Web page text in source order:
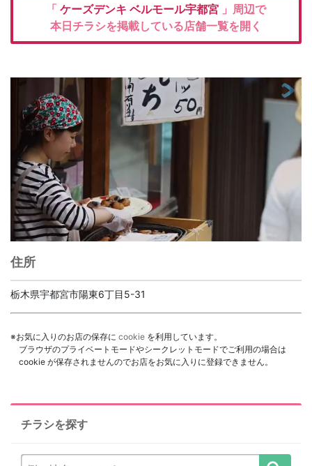
「 ケーズデンキ ベルモール宇都宮 」周辺で
本日チラシを掲載している店舗一覧を開く
住所
栃木県宇都宮市陽東6丁目5-31
※お気に入りのお店の保存に cookie を利用しています。
ブラウザのプライベートモードやシークレットモードでご利用の場合は
cookie が保存されませんのでお店をお気に入りに登録できません。
チラシを探す